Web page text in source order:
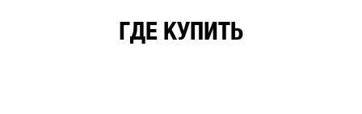
ГДЕ КУПИТЬ